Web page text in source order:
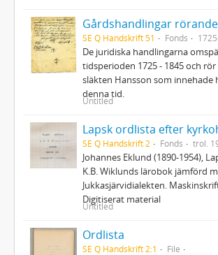
SE Q Handskrift 51 Fonds
De juridiska handlingarna
tidsperioden 1725 - 1845 och
släkten Hansson som
denna tid.
Untitled
SE Q Handskrift 2 Fonds trol.
Johannes Eklund (1890-1954),
K.B. Wiklunds lärobok jämförd
Jukkasjärvidialekten.
Digitiserat material
Untitled
Ordlista
SE Q Handskrift 2:1
File